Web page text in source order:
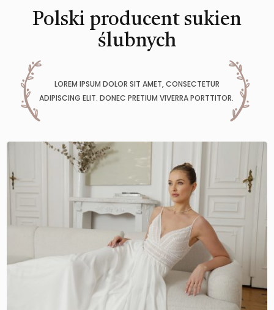
Polski producent sukien
ślubnych
LOREM IPSUM DOLOR SIT AMET, CONSECTETUR
ADIPISCING ELIT. DONEC PRETIUM VIVERRA PORTTITOR.